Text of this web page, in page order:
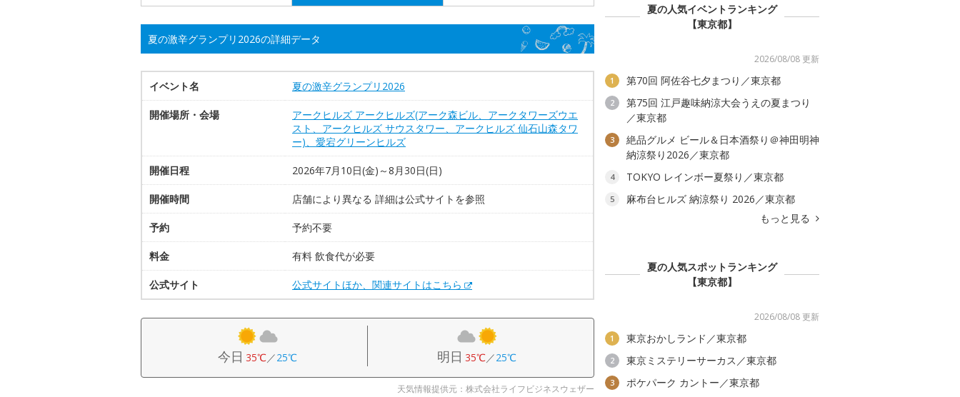
夏の激辛グランプリ2026の詳細データ
イベント名 夏の激辛グランプリ2026
開催場所・会場
アークヒルズ アークヒルズ(アーク森ビル、アークタワーズウエ
スト、アークヒルズ サウスタワー、アークヒルズ 仙石山森タワ
ー)、愛宕グリーンヒルズ
開催日程 2026年7月10日(金)～8月30日(日)
開催時間 店舗により異なる 詳細は公式サイトを参照
予約 予約不要
料金 有料 飲食代が必要
公式サイト 公式サイトほか、関連サイトはこちら
今日 35℃／25℃ 明日 35℃／25℃
天気情報提供元：株式会社ライフビジネスウェザー
夏の人気イベントランキング
【東京都】
2026/08/08 更新
1 第70回 阿佐谷七夕まつり／東京都
2
第75回 江戸趣味納涼大会うえの夏まつり
／東京都
3
絶品グルメ ビール＆日本酒祭り＠神田明神
納涼祭り2026／東京都
4 TOKYO レインボー夏祭り／東京都
5
麻布台ヒルズ 納涼祭り 2026／東京都
もっと見る
夏の人気スポットランキング
【東京都】
2026/08/08 更新
1 東京おかしランド／東京都
2 東京ミステリーサーカス／東京都
3 ポケパーク カントー／東京都